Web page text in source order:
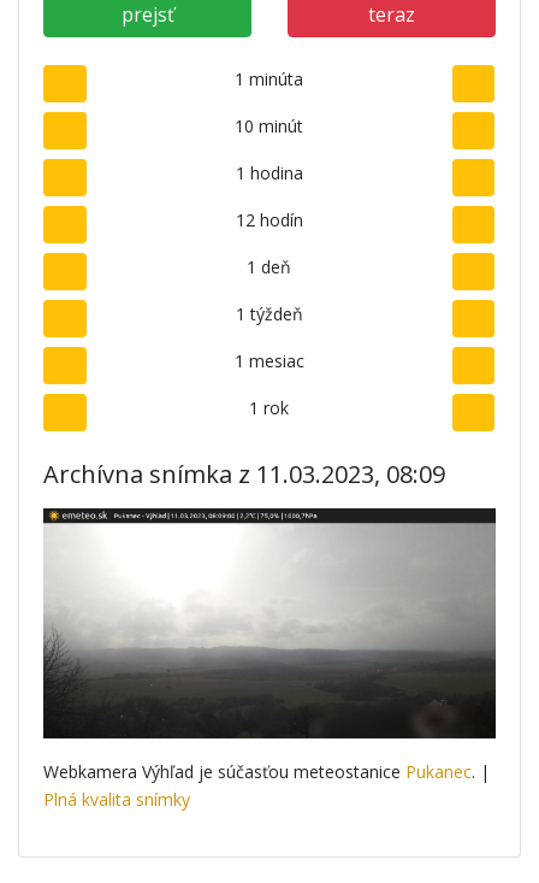
prejsť teraz
1 minúta
10 minút
1 hodina
12 hodín
1 deň
1 týždeň
1 mesiac
1 rok
Archívna snímka z 11.03.2023, 08:09
Webkamera Výhľad je súčasťou meteostanice Pukanec. |
Plná kvalita snímky